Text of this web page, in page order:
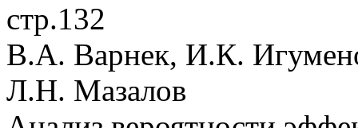
стр.132
В.А. Варнек, И.К.
Л.Н. Мазалов